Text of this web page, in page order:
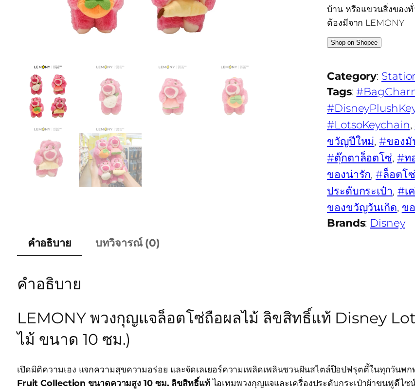
บ้าน หรือแขวนสิ่งของ
ต้องมีจาก LEMONY
Shop on Shopee
Category:
Tags:
#LotsoKeychain,
ขวัญปีใหม่, #ของมั
#ตุ๊กตาล็อตโซ่, #ท
ของน่ารัก, #ล็อตโ
ประดับกระเป๋า, #เ
ของขวัญวันเกิด, ข
Brands: Disney
คำอธิบาย
บทวิจารณ์ (0)
คำอธิบาย
LEMONY พวงกุญแจล็อตโซ่ถือผลไม้ ลิขสิทธิ์แท้ Disney
ไม้ ขนาด 10 ซม.)
เปิดมิติความเฮง แจกความสุขความอร่อย และจัดเลเยอร์ความเพลิดเพลินชวนฝันสไตล์ป๊อปฟรุตตี้ในทุกวันพก
Fruit Collection ขนาดความสูง 10 ซม. ลิขสิทธิ์แท้ไอเทมพวงกุญแจและเครื่องประดับกระเป๋าผ้าขนฟูดีไ